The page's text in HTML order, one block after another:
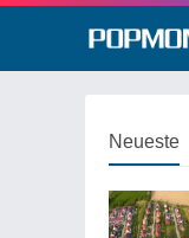
Neueste